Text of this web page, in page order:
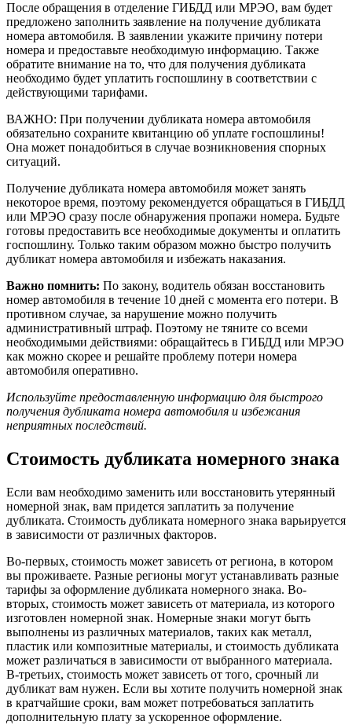
После обращения в отделение ГИБДД или МРЭО, вам будет
предложено заполнить заявление на получение дубликата
номера автомобиля. В заявлении укажите причину потери
номера и предоставьте необходимую информацию. Также
обратите внимание на то, что для получения дубликата
необходимо будет уплатить госпошлину в соответствии с
действующими тарифами.
ВАЖНО: При получении дубликата номера автомобиля
обязательно сохраните квитанцию об уплате госпошлины!
Она может понадобиться в случае возникновения спорных
ситуаций.
Получение дубликата номера автомобиля может занять
некоторое время, поэтому рекомендуется обращаться в ГИБДД
или МРЭО сразу после обнаружения пропажи номера. Будьте
готовы предоставить все необходимые документы и оплатить
госпошлину. Только таким образом можно быстро получить
дубликат номера автомобиля и избежать наказания.
Важно помнить: По закону, водитель обязан восстановить
номер автомобиля в течение 10 дней с момента его потери. В
противном случае, за нарушение можно получить
административный штраф. Поэтому не тяните со всеми
необходимыми действиями: обращайтесь в ГИБДД или МРЭО
как можно скорее и решайте проблему потери номера
автомобиля оперативно.
Используйте предоставленную информацию для быстрого
получения дубликата номера автомобиля и избежания
неприятных последствий.
Стоимость дубликата номерного знака
Если вам необходимо заменить или восстановить утерянный
номерной знак, вам придется заплатить за получение
дубликата. Стоимость дубликата номерного знака варьируется
в зависимости от различных факторов.
Во-первых, стоимость может зависеть от региона, в котором
вы проживаете. Разные регионы могут устанавливать разные
тарифы за оформление дубликата номерного знака. Во-
вторых, стоимость может зависеть от материала, из которого
изготовлен номерной знак. Номерные знаки могут быть
выполнены из различных материалов, таких как металл,
пластик или композитные материалы, и стоимость дубликата
может различаться в зависимости от выбранного материала.
В-третьих, стоимость может зависеть от того, срочный ли
дубликат вам нужен. Если вы хотите получить номерной знак
в кратчайшие сроки, вам может потребоваться заплатить
дополнительную плату за ускоренное оформление.